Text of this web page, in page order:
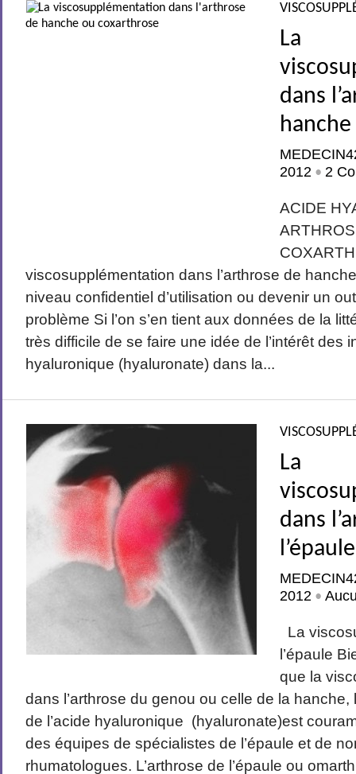
La
dans
2012 •2
ACIDE
viscosupplémentation dans l’arthrose de
niveau confidentiel d’utilisation ou devenir un
problème Si l’on s’en tient aux données de la
très difficile de se faire une idée de l’intérêt des
hyaluronique (hyaluronate) dans la...
La
dans
2012 •
La
l’épaule
que la
dans l’arthrose du genou ou celle de la hanche,
de l’acide hyaluronique (hyaluronate)est
des équipes de spécialistes de l’épaule et de
rhumatologues. L’arthrose de l’épaule ou